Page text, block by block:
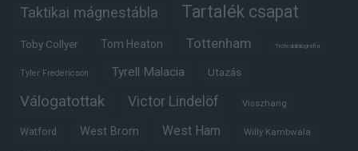
Taktikai mágnestábla Tartalék csapat
Toby Collyer Tom Heaton Tottenham Trófeabibliográfia
Tyler Fredericson Tyrell Malacia Utazás
Válogatottak Victor Lindelöf Visszhang
Watford West Brom West Ham Willy Kambwala